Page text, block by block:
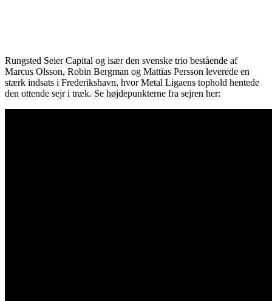
Rungsted Seier Capital og især den svenske trio bestående af
Marcus Olsson, Robin Bergman og Mattias Persson leverede en
stærk indsats i Frederikshavn, hvor Metal Ligaens tophold hentede
den ottende sejr i træk. Se højdepunkterne fra sejren her: